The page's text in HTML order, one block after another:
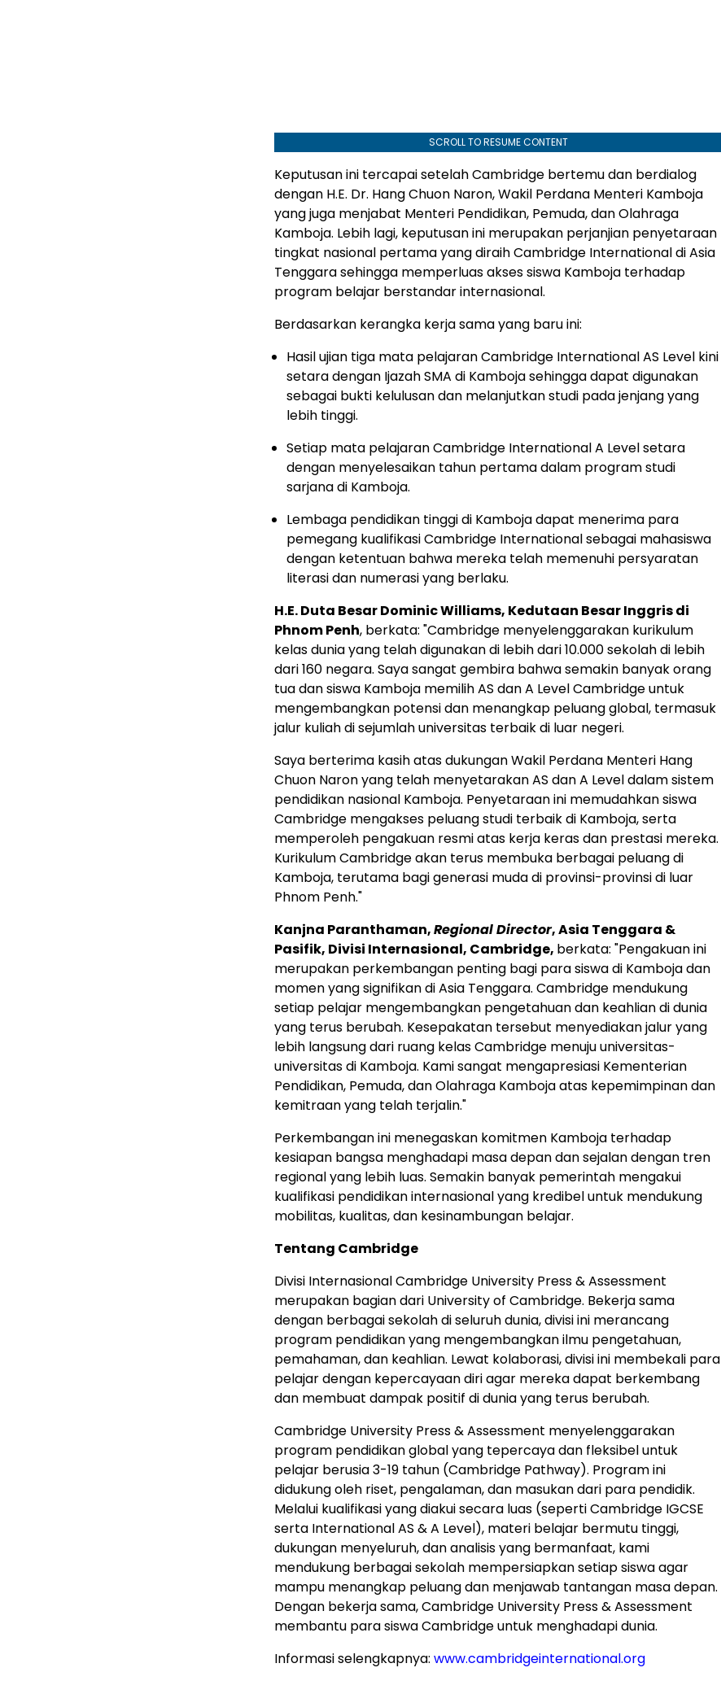
SCROLL TO RESUME CONTENT
Keputusan ini tercapai setelahCambridge bertemu dan berdialog
dengan H.E. Dr. Hang Chuon Naron, Wakil Perdana Menteri Kamboja
yang juga menjabat Menteri Pendidikan, Pemuda, dan Olahraga
Kamboja. Lebih lagi, keputusan ini merupakan perjanjian penyetaraan
tingkat nasional pertama yang diraih Cambridge International diAsia
Tenggarasehingga memperluas akses siswa Kamboja terhadap
program belajar berstandar internasional.
Berdasarkan kerangka kerja sama yang baru ini:
Hasil ujian tiga mata pelajaran Cambridge International AS Level kini
setara dengan Ijazah SMA di Kamboja sehingga dapat digunakan
sebagai bukti kelulusan dan melanjutkan studi pada jenjang yang
lebih tinggi.
Setiap mata pelajaran Cambridge International A Level setara
dengan menyelesaikan tahun pertama dalam program studi
sarjana di Kamboja.
Lembaga pendidikan tinggi di Kamboja dapat menerima para
pemegang kualifikasi Cambridge International sebagai mahasiswa
dengan ketentuan bahwa mereka telah memenuhi persyaratan
literasi dan numerasi yang berlaku.
H.E.Duta Besar Dominic Williams, Kedutaan Besar Inggris di
Phnom Penh, berkata: "Cambridge menyelenggarakan kurikulum
kelas dunia yang telah digunakan di lebih dari 10.000 sekolah di lebih
dari 160 negara. Saya sangat gembira bahwa semakin banyak orang
tua dan siswa Kamboja memilih AS dan A Level Cambridge untuk
mengembangkan potensi dan menangkap peluang global, termasuk
jalur kuliah di sejumlah universitas terbaik di luar negeri.
Saya berterima kasih atas dukungan Wakil Perdana Menteri Hang
Chuon Naron yang telah menyetarakan AS dan A Level dalam sistem
pendidikan nasional Kamboja. Penyetaraan ini memudahkan siswa
Cambridge mengakses peluang studi terbaik di Kamboja, serta
memperoleh pengakuan resmi atas kerja keras dan prestasi mereka.
Kurikulum Cambridge akan terus membuka berbagai peluang di
Kamboja, terutama bagi generasi muda di provinsi-provinsi di luar
Phnom Penh."
Kanjna Paranthaman,Regional Director,Asia Tenggara &
Pasifik, Divisi Internasional, Cambridge, berkata: "Pengakuan ini
merupakan perkembangan penting bagi para siswa di Kamboja dan
momen yang signifikan diAsia Tenggara. Cambridge mendukung
setiap pelajar mengembangkan pengetahuan dan keahlian di dunia
yang terus berubah. Kesepakatan tersebut menyediakan jalur yang
lebih langsung dari ruang kelasCambridge menuju universitas-
universitas di Kamboja. Kami sangat mengapresiasi Kementerian
Pendidikan, Pemuda, dan Olahraga Kamboja atas kepemimpinan dan
kemitraan yang telah terjalin."
Perkembangan ini menegaskan komitmen Kamboja terhadap
kesiapan bangsa menghadapi masa depan dan sejalan dengan tren
regional yang lebih luas. Semakin banyak pemerintah mengakui
kualifikasi pendidikan internasional yang kredibel untuk mendukung
mobilitas, kualitas, dan kesinambungan belajar.
Tentang Cambridge
Divisi InternasionalCambridge University Press & Assessment
merupakan bagian dari University of Cambridge. Bekerja sama
dengan berbagai sekolah di seluruh dunia, divisi ini merancang
program pendidikan yang mengembangkan ilmu pengetahuan,
pemahaman, dan keahlian. Lewat kolaborasi, divisi ini membekali para
pelajar dengan kepercayaan diri agar mereka dapat berkembang
dan membuat dampak positif di dunia yang terus berubah.
Cambridge University Press & Assessment menyelenggarakan
program pendidikan global yang tepercaya dan fleksibel untuk
pelajar berusia 3-19 tahun (Cambridge Pathway). Program ini
didukung oleh riset, pengalaman, dan masukan dari para pendidik.
Melalui kualifikasi yang diakui secara luas (seperti Cambridge IGCSE
serta International AS & A Level), materi belajar bermutu tinggi,
dukungan menyeluruh, dan analisis yang bermanfaat, kami
mendukung berbagai sekolah mempersiapkan setiap siswa agar
mampu menangkap peluang dan menjawab tantangan masa depan.
Dengan bekerja sama,Cambridge University Press & Assessment
membantu para siswaCambridgeuntuk menghadapi dunia.
Informasi selengkapnya: www.cambridgeinternational.org